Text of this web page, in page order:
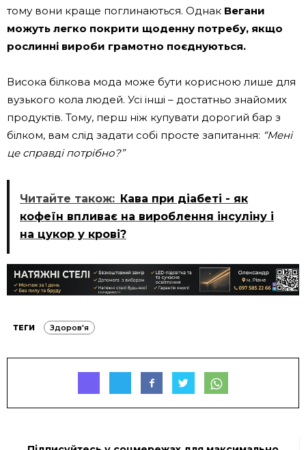
тому вони краще поглинаються. Однак Вегани
можуть легко покрити щоденну потребу, якщо
рослинні вироби грамотно поєднуються.
Висока білкова мода може бути корисною лише для
вузького кола людей. Усі інші – достатньо знайомих
продуктів. Тому, перш ніж купувати дорогий бар з
білком, вам слід задати собі просте запитання: “Мені
це справді потрібно?”
Читайте також: Кава при діабеті - як
кофеїн впливає на вироблення інсуліну і
на цукор у крові?
ТЕГИ Здоров'я